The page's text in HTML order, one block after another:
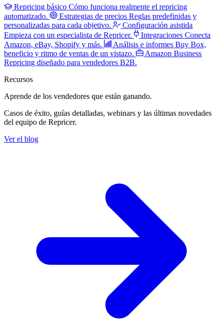
Repricing básico Cómo funciona realmente el repricing
automatizado.
Estrategias de precios Reglas predefinidas y
personalizadas para cada objetivo.
Configuración asistida
Empieza con un especialista de Repricer.
Integraciones Conecta
Amazon, eBay, Shopify y más.
Análisis e informes Buy Box,
beneficio y ritmo de ventas de un vistazo.
Amazon Business
Repricing diseñado para vendedores B2B.
Recursos
Aprende de los vendedores que están ganando.
Casos de éxito, guías detalladas, webinars y las últimas novedades
del equipo de Repricer.
Ver el blog